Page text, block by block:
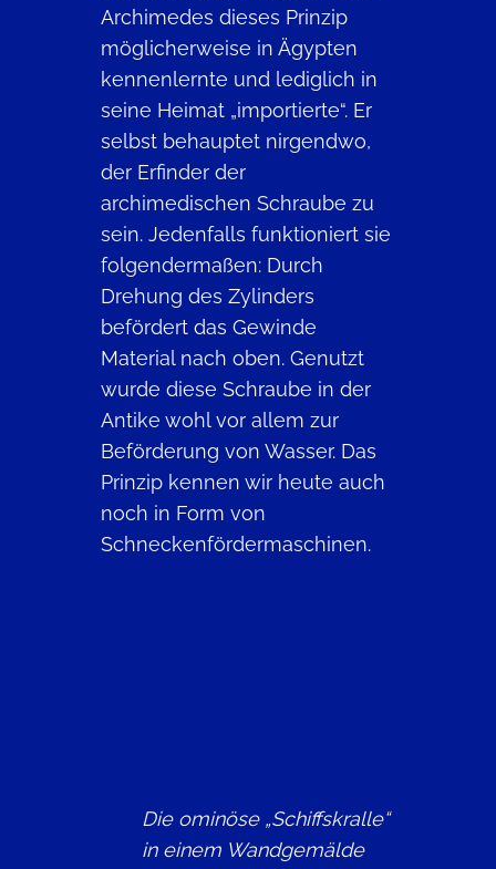
Archimedes dieses Prinzip
möglicherweise in Ägypten
kennenlernte und lediglich in
seine Heimat „importierte“. Er
selbst behauptet nirgendwo,
der Erfinder der
archimedischen Schraube zu
sein. Jedenfalls funktioniert sie
folgendermaßen: Durch
Drehung des Zylinders
befördert das Gewinde
Material nach oben. Genutzt
wurde diese Schraube in der
Antike wohl vor allem zur
Beförderung von Wasser. Das
Prinzip kennen wir heute auch
noch in Form von
Schneckenfördermaschinen.
Die ominöse „Schiffskralle“
in einem Wandgemälde